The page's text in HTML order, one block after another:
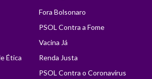
Ética
Fora Bolsonaro
PSOL Contra a Fome
Vacina Já
Renda Justa
PSOL Contra o Coronavírus